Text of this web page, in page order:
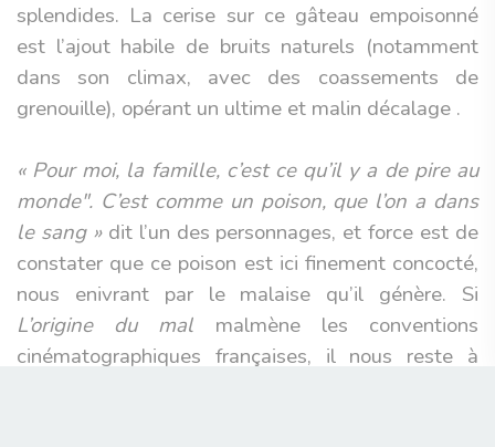
splendides. La cerise sur ce gâteau empoisonné
est l’ajout habile de bruits naturels (notamment
dans son climax, avec des coassements de
grenouille), opérant un ultime et malin décalage .
« Pour moi, la famille, c’est ce qu’il y a de pire au
monde". C’est comme un poison, que l’on a dans
le sang »dit l’un des personnages, et force est de
constater que ce poison est ici finement concocté,
nous enivrant par le malaise qu’il génère. Si
L’origine du mal malmène les conventions
cinématographiques françaises, il nous reste à